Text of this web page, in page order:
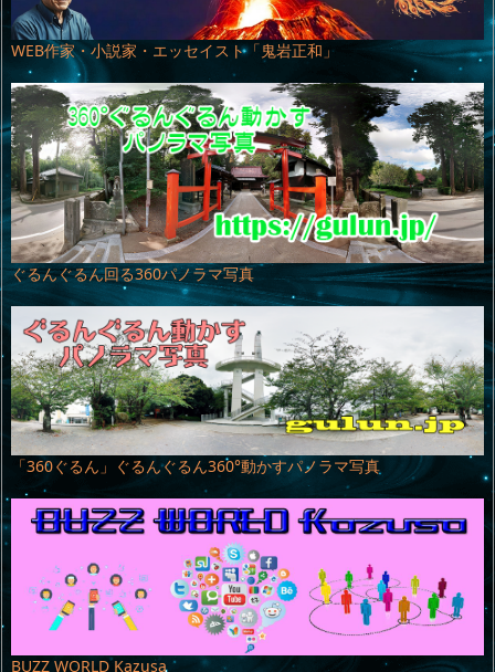
WEB作家・小説家・エッセイスト「鬼岩正和」
ぐるんぐるん回る360パノラマ写真
「360ぐるん」ぐるんぐるん360°動かすパノラマ写真
BUZZ WORLD Kazusa